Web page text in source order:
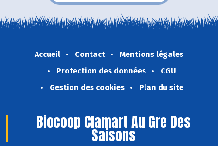
Accueil Contact
Mentions légales
Protection des données
CGU
Gestion des cookies
Plan du site
Biocoop Clamart Au Gre Des
Saisons